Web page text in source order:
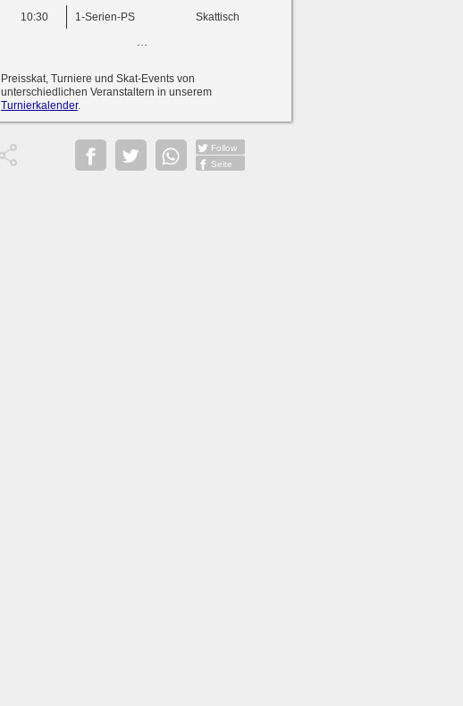
10:30
1-Serien-PS Skattisch
Preisskat, Turniere und Skat-Events von
unterschiedlichen Veranstaltern in unserem
Turnierkalender.
Follow
Seite